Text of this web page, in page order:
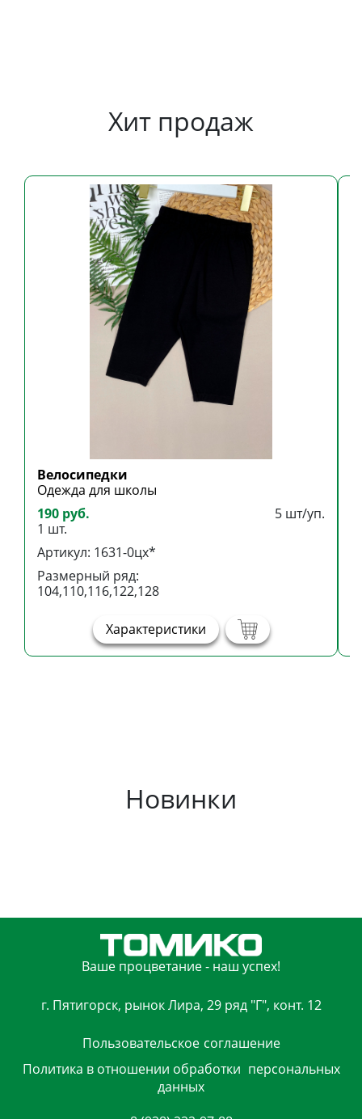
Хит продаж
Велосипедки
Одежда для школы
190 руб.
1 шт.
5 шт/уп.
Артикул: 1631-0цх*
Размерный ряд:
104,110,116,122,128
Характеристики
Новинки
Ваше процветание - наш успех!
г. Пятигорск, рынок Лира, 29 ряд "Г", конт. 12
Пользовательское соглашение
Политика в отношении обработки персональных
данных